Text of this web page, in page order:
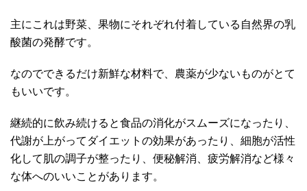
主にこれは野菜、果物にそれぞれ付着している自然界の乳
酸菌の発酵です。
なのでできるだけ新鮮な材料で、農薬が少ないものがとて
もいいです。
継続的に飲み続けると食品の消化がスムーズになったり、
代謝が上がってダイエットの効果があったり、細胞が活性
化して肌の調子が整ったり、便秘解消、疲労解消など様々
な体へのいいことがあります。